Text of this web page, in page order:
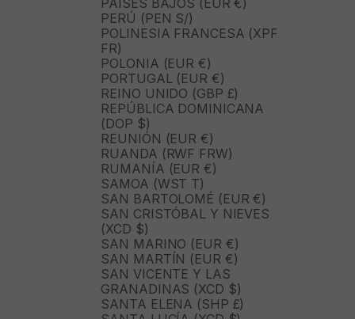
PAÍSES BAJOS (EUR €)
PERÚ (PEN S/)
POLINESIA FRANCESA (XPF
FR)
POLONIA (EUR €)
PORTUGAL (EUR €)
REINO UNIDO (GBP £)
REPÚBLICA DOMINICANA
(DOP $)
REUNIÓN (EUR €)
RUANDA (RWF FRW)
RUMANÍA (EUR €)
SAMOA (WST T)
SAN BARTOLOMÉ (EUR €)
SAN CRISTÓBAL Y NIEVES
(XCD $)
SAN MARINO (EUR €)
SAN MARTÍN (EUR €)
SAN VICENTE Y LAS
GRANADINAS (XCD $)
SANTA ELENA (SHP £)